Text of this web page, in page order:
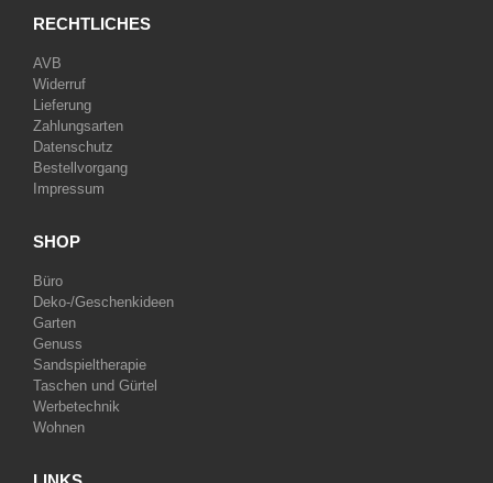
RECHTLICHES
AVB
Widerruf
Lieferung
Zahlungsarten
Datenschutz
Bestellvorgang
Impressum
SHOP
Büro
Deko-/Geschenkideen
Garten
Genuss
Sandspieltherapie
Taschen und Gürtel
Werbetechnik
Wohnen